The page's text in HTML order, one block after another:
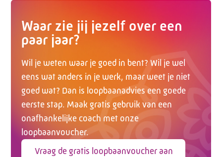
Waar zie jij jezelf over een
paar jaar?
Wil je weten waar je goed in bent? Wil je wel
eens wat anders in je werk, maar weet je niet
goed wat? Dan is loopbaanadvies een goede
eerste stap. Maak gratis gebruik van een
onafhankelijke coach met onze
loopbaanvoucher.
Vraag de gratis loopbaanvoucher aan